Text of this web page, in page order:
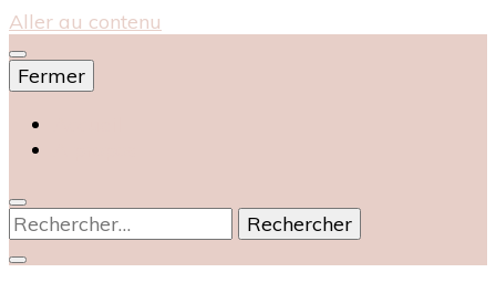
Aller au contenu
Fermer
Rechercher :